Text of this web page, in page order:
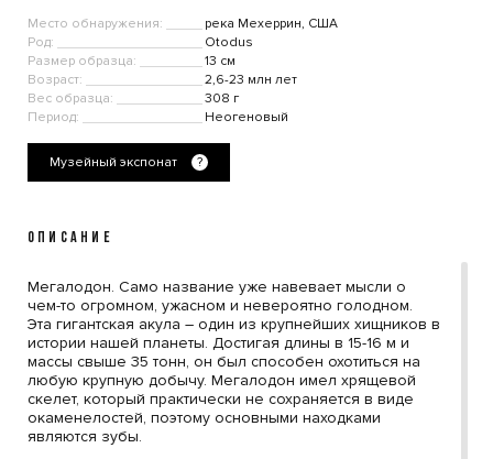
Место обнаружения:
река Мехеррин, США
Род:
Otodus
Размер образца:
13 см
Возраст:
2,6-23 млн лет
Вес образца:
308 г
Период:
Неогеновый
Музейный экспонат ?
ОПИСАНИЕ
Мегалодон. Само название уже навевает мысли о
чем-то огромном, ужасном и невероятно голодном.
Эта гигантская акула – один из крупнейших хищников в
истории нашей планеты. Достигая длины в 15-16 м и
массы свыше 35 тонн, он был способен охотиться на
любую крупную добычу. Мегалодон имел хрящевой
скелет, который практически не сохраняется в виде
окаменелостей, поэтому основными находками
являются зубы.